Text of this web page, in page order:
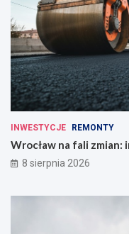
INWESTYCJE REMONTY
Wrocław na fali
8 sierpnia 2026